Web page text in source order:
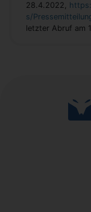
28.4.2022,
s/
letzter Abruf am